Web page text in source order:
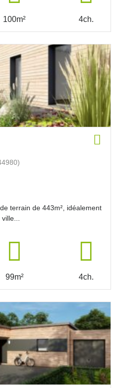
100m² 4ch.
terrain de 443m², idéalement
99m² 4ch.